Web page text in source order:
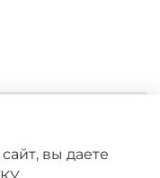
вы даете